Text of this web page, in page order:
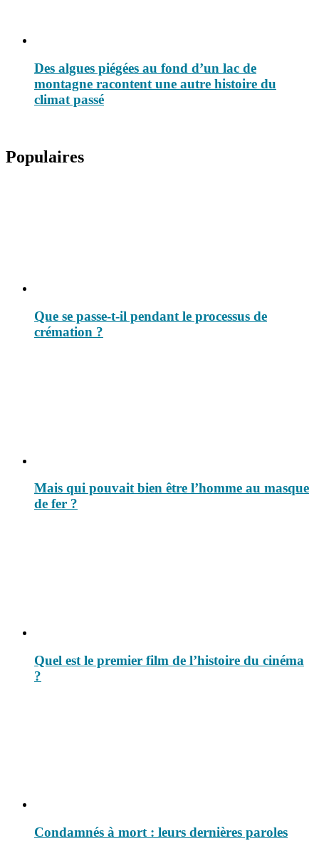
Des algues piégées au fond d’un lac de
montagne racontent une autre histoire du
climat passé
Populaires
Que se passe-t-il pendant le processus de
crémation ?
Mais qui pouvait bien être l’homme au masque
de fer ?
Quel est le premier film de l’histoire du cinéma
?
Condamnés à mort : leurs dernières paroles